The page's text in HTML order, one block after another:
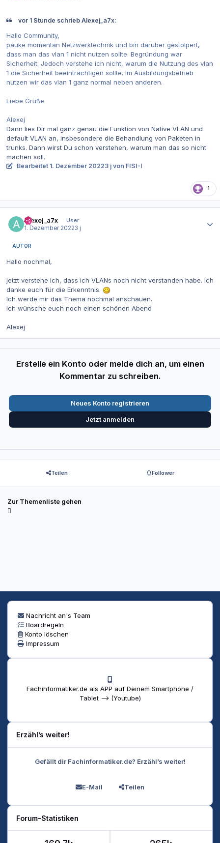
vor 1 Stunde schrieb Alexej_a7x:
Hallo Community,
pauke momentan Netzwerktechnik und bin darüber gestolpert,
dass man das vlan 1 nicht nutzen sollte. Begründung war
Sicherheit. Jedoch verstehe ich nicht, warum die Nutzung des vlan
1 die Sicherheit beeinträchtigen sollte. Im Ausbildungsbetrieb
nutzen wir das vlan 1 ganz normal neben anderen.
Liebe Grüße
Alexej
Dann lies Dir mal ganz genau die Funktion von Native VLAN und
default VLAN an, insbesondere die Behandlung von Paketen in
trunks. Dann wirst Du schon verstehen, warum man das so nicht
machen soll.
Bearbeitet 1. Dezember 20223 j von FISI-I
1
Alexej_a7x
User
1. Dezember 20223 j
AUTOR
Hallo nochmal,
jetzt verstehe ich, dass ich VLANs noch nicht verstanden habe. Ich
danke euch für die Erkenntnis.
Ich werde mir das Thema nochmal anschauen.
Ich wünsche euch noch einen schönen Abend
Alexej
Erstelle ein Konto oder melde dich an, um einen
Kommentar zu schreiben.
Neues Konto registrieren
Jetzt anmelden
Teilen Follower
Zur Themenliste gehen
Nachricht an's Team
Boardregeln
Konto löschen
Impressum
Fachinformatiker.de als APP auf Deinem Smartphone /
Tablet --> (Youtube)
Erzähl’s weiter!
Gefällt dir Fachinformatiker.de? Erzähl’s weiter!
E-Mail Teilen
Forum-Statistiken